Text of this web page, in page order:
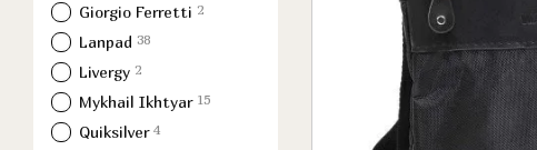
Giorgio Ferretti 2
Lanpad 38
Livergy 2
Mykhail Ikhtyar 15
Quiksilver 4